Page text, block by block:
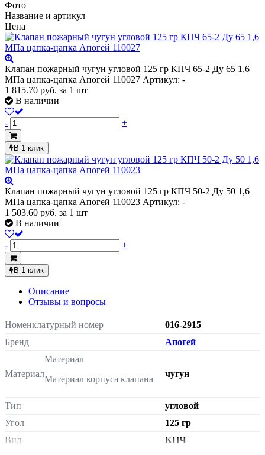
Фото
Название и артикул
Цена
Клапан пожарный чугун угловой 125 гр КПЧ 65-2 Ду 65 1,6
МПа цапка-цапка Апогей 110027 Артикул: -
1 815.70 руб. за 1 шт
В наличии
- +
В 1 клик
Клапан пожарный чугун угловой 125 гр КПЧ 50-2 Ду 50 1,6
МПа цапка-цапка Апогей 110023 Артикул: -
1 503.60 руб. за 1 шт
В наличии
- +
В 1 клик
Описание
Отзывы и вопросы
Номенклатурный номер
016-2915
Бренд
Апогей
Материал
Материал
Материал корпуса клапана
чугун
Тип
угловой
Угол
125 гр
Вид
КПЧ